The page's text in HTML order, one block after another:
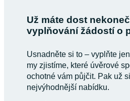
Už máte dost
vyplňování žádostí o
Usnadněte si to – vyplňte
my zjistíme, které úvěrové
ochotné vám půjčit. Pak už
nejvýhodnější nabídku.